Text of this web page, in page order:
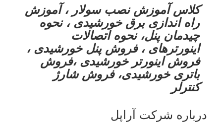
کلاس آموزش نصب سولار ، آموزش
راه اندازی برق خورشیدی ، نحوه
چیدمان پنل، نحوه اتصالات
اینورترهای ، فروش پنل خورشیدی ،
فروش اینورتر خورشیدی ،فروش
باتری خورشیدی، فروش شارژ
کنترلر
درباره شرکت آراپل